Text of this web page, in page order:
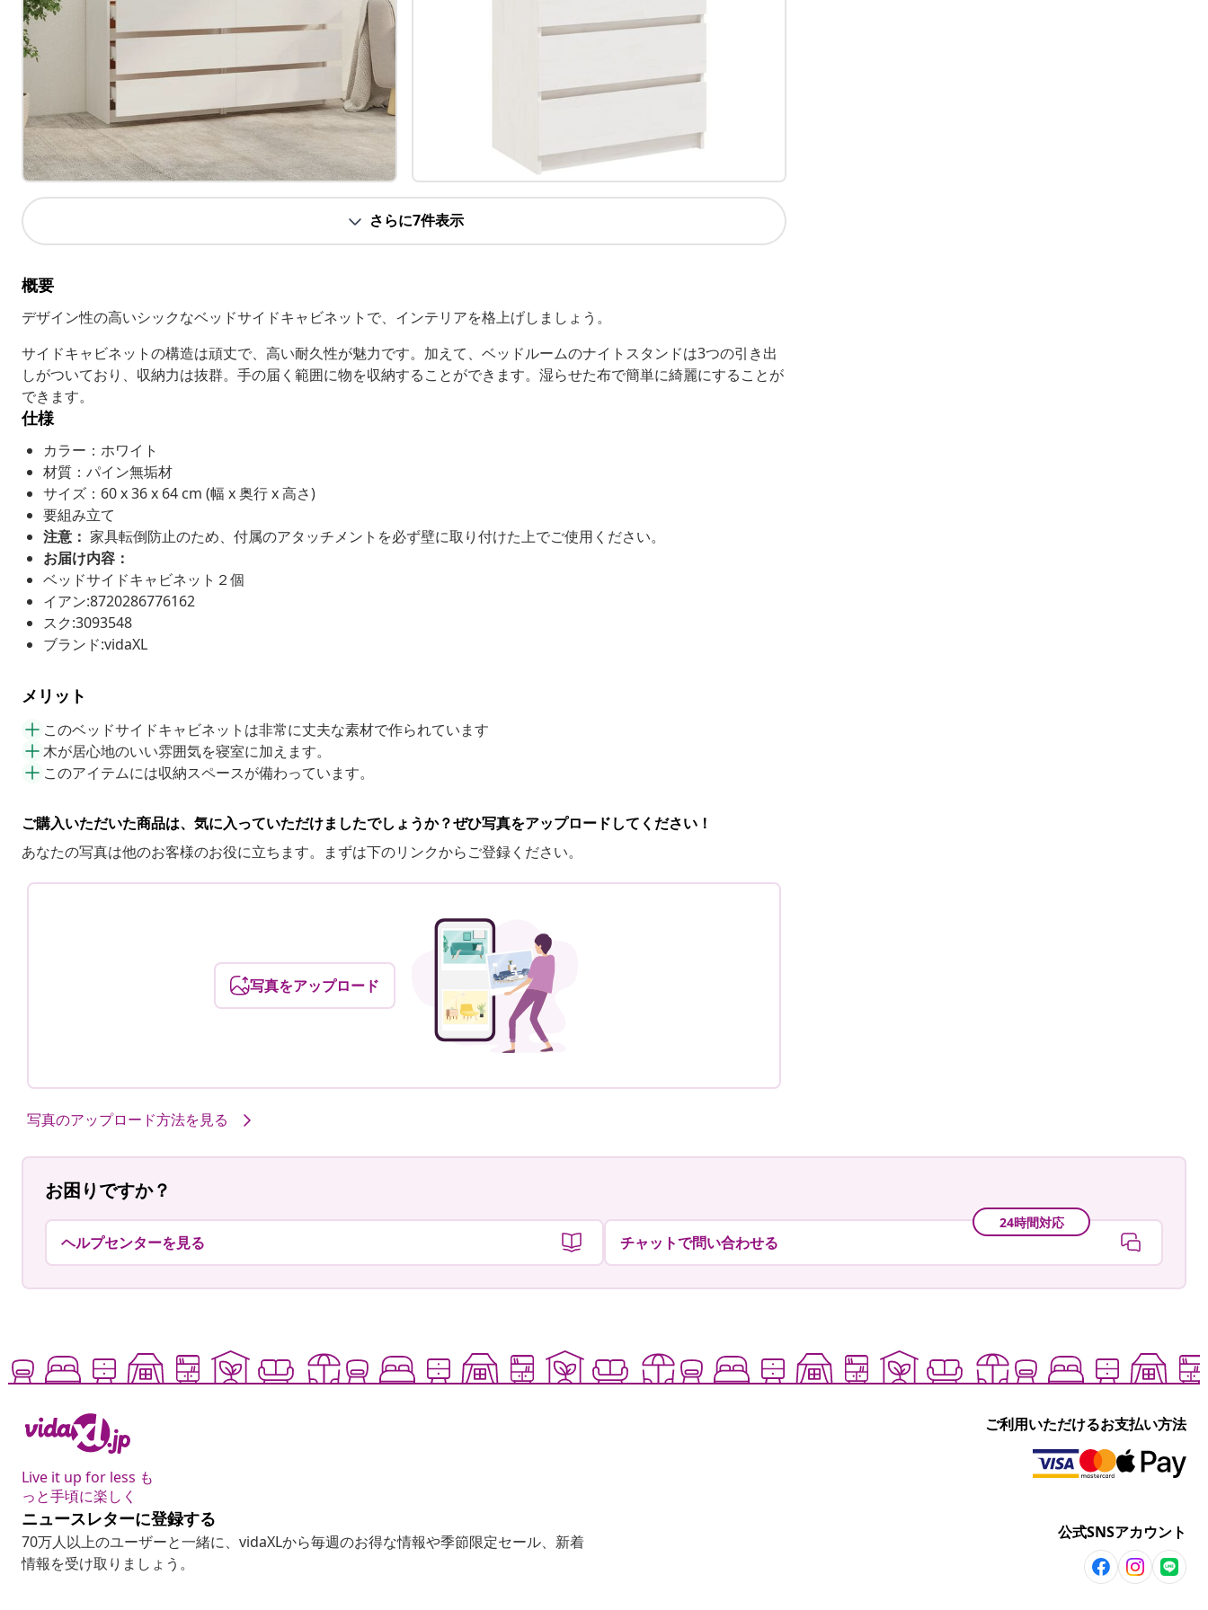
さらに7件表示
概要
デザイン性の高いシックなベッドサイドキャビネットで、インテリアを格上げしましょう。
サイドキャビネットの構造は頑丈で、高い耐久性が魅力です。加えて、ベッドルームのナイトスタンドは3つの引き出
しがついており、収納力は抜群。手の届く範囲に物を収納することができます。湿らせた布で簡単に綺麗にすることが
できます。
仕様
カラー：ホワイト
材質：パイン無垢材
サイズ：60 x 36 x 64 cm (幅 x 奥行 x 高さ)
要組み立て
注意： 家具転倒防止のため、付属のアタッチメントを必ず壁に取り付けた上でご使用ください。
お届け内容：
ベッドサイドキャビネット２個
イアン:8720286776162
スク:3093548
ブランド:vidaXL
メリット
このベッドサイドキャビネットは非常に丈夫な素材で作られています
木が居心地のいい雰囲気を寝室に加えます。
このアイテムには収納スペースが備わっています。
ご購入いただいた商品は、気に入っていただけましたでしょうか？ぜひ写真をアップロードしてください！
あなたの写真は他のお客様のお役に立ちます。まずは下のリンクからご登録ください。
写真をアップロード
写真のアップロード方法を見る
お困りですか？
ヘルプセンターを見る
24時間対応
チャットで問い合わせる
Live it up for less も
っと手頃に楽しく
ご利用いただけるお支払い方法
ニュースレターに登録する
70万人以上のユーザーと一緒に、vidaXLから毎週のお得な情報や季節限定セール、新着
情報を受け取りましょう。
公式SNSアカウント